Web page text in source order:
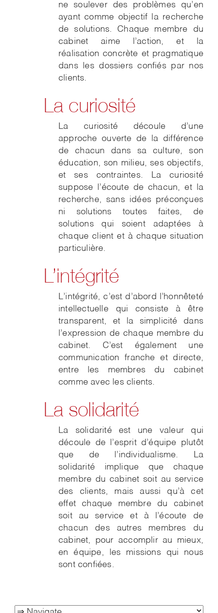
ne soulever des problèmes qu’en
ayant comme objectif la recherche
de solutions. Chaque membre du
cabinet aime l’action, et la
réalisation concrète et pragmatique
dans les dossiers confiés par nos
clients.
La curiosité
La curiosité découle d’une
approche ouverte de la différence
de chacun dans sa culture, son
éducation, son milieu, ses objectifs,
et ses contraintes. La curiosité
suppose l’écoute de chacun, et la
recherche, sans idées préconçues
ni solutions toutes faites, de
solutions qui soient adaptées à
chaque client et à chaque situation
particulière.
L’intégrité
L’intégrité, c’est d’abord l’honnêteté
intellectuelle qui consiste à être
transparent, et la simplicité dans
l’expression de chaque membre du
cabinet. C’est également une
communication franche et directe,
entre les membres du cabinet
comme avec les clients.
La solidarité
La solidarité est une valeur qui
découle de l’esprit d’équipe plutôt
que de l’individualisme. La
solidarité implique que chaque
membre du cabinet soit au service
des clients, mais aussi qu’à cet
effet chaque membre du cabinet
soit au service et à l’écoute de
chacun des autres membres du
cabinet, pour accomplir au mieux,
en équipe, les missions qui nous
sont confiées.